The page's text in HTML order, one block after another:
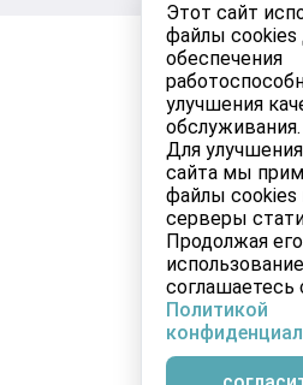
Этот сайт
файлы cookies
обеспечения
улучшения
обслуживания.
Для
сайта мы
файлы cookies
серверы
Продолжая его
соглашаетесь
Политикой